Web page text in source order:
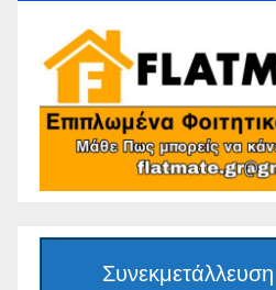
Συνεκμετάλλευση